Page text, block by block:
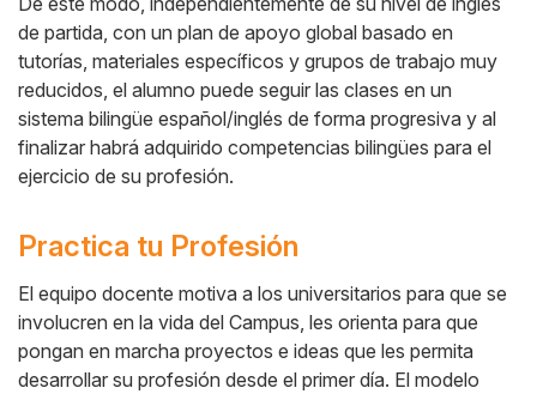
de partida, con un plan de apoyo global basado en
tutorías, materiales específicos y grupos de trabajo muy
reducidos, el alumno puede seguir las clases en un
sistema bilingüe español/inglés de forma progresiva y al
finalizar habrá adquirido competencias bilingües para el
ejercicio de su profesión.
Practica tu Profesión
Cuerpo
El equipo docente motiva a los universitarios para que se
involucren en la vida del Campus, les orienta para que
pongan en marcha proyectos e ideas que les permita
desarrollar su profesión desde el primer día. El modelo